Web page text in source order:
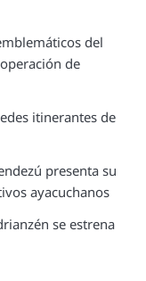
del
de
itinerantes de
presenta su
ayacuchanos
se estrena